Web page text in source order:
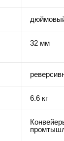
32 мм
6.6 кг